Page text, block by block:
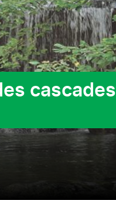
cascades